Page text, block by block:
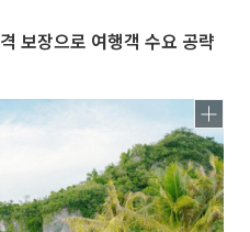
보장으로 여행객 수요 공략